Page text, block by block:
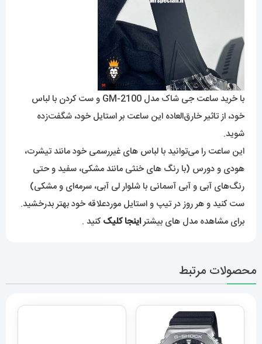
با خرید ساعت جی شاک مدل GM-2100 و ست کردن با لباس
خود، از تاثیر خارق‌العاده این ساعت بر استایل خود، شگفت‌زده
شوید.
این ساعت را می‌توانید با لباس های غیررسمی خود مانند تیشرت،
هودی و دورس (با رنگ های خنثی مانند مشکی، سفید و حتی
رنگ‌های آبی و آبی آسمانی با شلوار لی آبی، سرمه‌ای و مشکی)
ست کنید و هر روز در تیپ و استایل موردعلاقه خود بهتر بدرخشید.
برای مشاهده مدل های بیشتراینجا کلیککنید .
محصولات مرتبط